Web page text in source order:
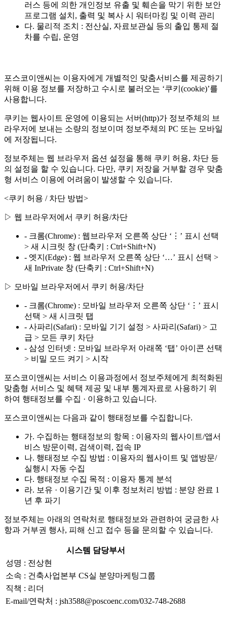
러스 등에 의한 개인정보 유출 및 훼손을 막기 위한 보안
프로그램 설치, 출력 및 복사 시 워터마킹 및 이력 관리
다. 물리적 조치 : 전산실, 자료보관실 등의 출입 통제 절
차를 수립, 운영
포스코이앤씨는 이용자에게 개별적인 맞춤서비스를 제공하기
위해 이용 정보를 저장하고 수시로 불러오는 ‘쿠키(cookie)’를
사용합니다.
쿠키는 웹사이트 운영에 이용되는 서버(http)가 정보주체의 브
라우저에 보내는 소량의 정보이며 정보주체의 PC 또는 모바일
에 저장됩니다.
정보주체는 웹 브라우저 옵션 설정을 통해 쿠키 허용, 차단 등
의 설정을 할 수 있습니다. 다만, 쿠키 저장을 거부할 경우 맞춤
형 서비스 이용에 어려움이 발생할 수 있습니다.
<쿠키 허용 / 차단 방법>
▷ 웹 브라우저에서 쿠키 허용/차단
- 크롬(Chrome) : 웹브라우저 오른쪽 상단 ‘⋮’ 표시 선택
> 새 시크릿 창 (단축키 : Ctrl+Shift+N)
- 엣지(Edge) : 웹 브라우저 오른쪽 상단 ‘…’ 표시 선택 >
새 InPrivate 창 (단축키 : Ctrl+Shift+N)
▷ 모바일 브라우저에서 쿠키 허용/차단
- 크롬(Chrome) : 모바일 브라우저 오른쪽 상단 ‘⋮’ 표시
선택 > 새 시크릿 탭
- 사파리(Safari) : 모바일 기기 설정 > 사파리(Safari) > 고
급 > 모든 쿠키 차단
- 삼성 인터넷 : 모바일 브라우저 아래쪽 ‘탭’ 아이콘 선택
> 비밀 모드 켜기 > 시작
포스코이앤씨는 서비스 이용과정에서 정보주체에게 최적화된
맞춤형 서비스 및 혜택 제공 및 내부 통계자료로 사용하기 위
하여 행태정보를 수집 · 이용하고 있습니다.
포스코이앤씨는 다음과 같이 행태정보를 수집합니다.
가. 수집하는 행태정보의 항목 : 이용자의 웹사이트/앱서
비스 방문이력, 검색이력, 접속 IP
나. 행태정보 수집 방법 : 이용자의 웹사이트 및 앱방문/
실행시 자동 수집
다. 행태정보 수집 목적 : 이용자 통계 분석
라. 보유 · 이용기간 및 이후 정보처리 방법 : 분양 완료 1
년 후 파기
정보주체는 아래의 연락처로 행태정보와 관련하여 궁금한 사
항과 거부권 행사, 피해 신고 접수 등을 문의할 수 있습니다.
시스템 담당부서
성명 : 전상현
소속 : 건축사업본부 CS실 분양마케팅그룹
직책 : 리더
E-mail/연락처 : jsh3588@poscoenc.com/032-748-2688